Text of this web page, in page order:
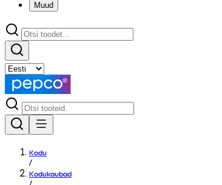
Muud
Kodu
/
Kodukaubad
/